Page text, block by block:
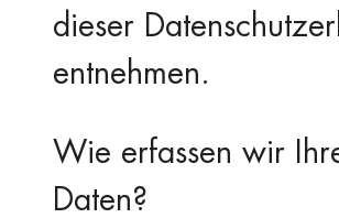
dieser
entnehmen.
Wie erfassen wir
Daten?